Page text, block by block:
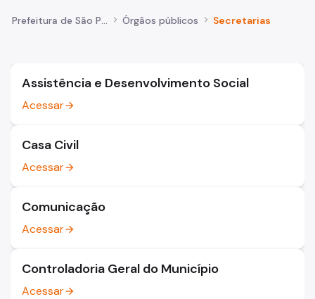
Órgãos públicos Secretarias
Assistência e Desenvolvimento Social
Acessararrow_forward
Casa Civil
Acessararrow_forward
Comunicação
Acessararrow_forward
Controladoria Geral do Município
Acessararrow_forward